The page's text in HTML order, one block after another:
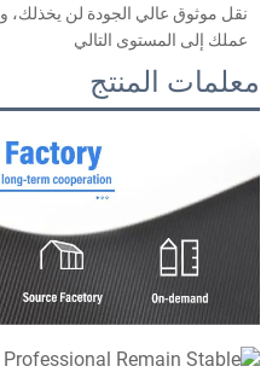
نقل موثوق عالي الجودة لن يخذلك،
عملك إلى المستوى التالي
معلمات المنتج